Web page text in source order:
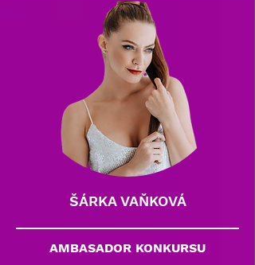
ŠÁRKA VAŇKOVÁ
AMBASADOR KONKURSU